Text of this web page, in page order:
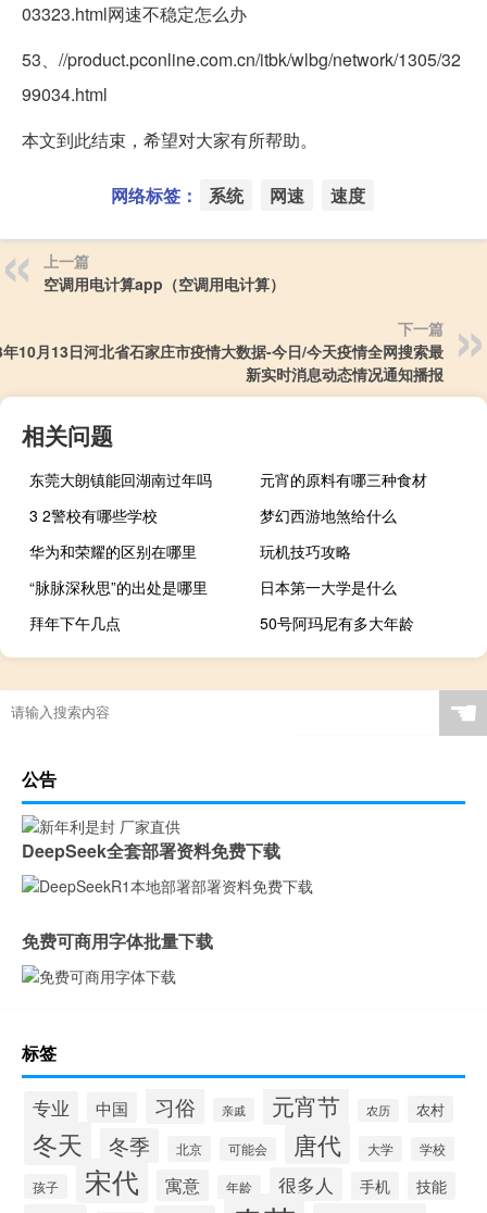
03323.html网速不稳定怎么办
53、//product.pconline.com.cn/itbk/wlbg/network/1305/32
99034.html
本文到此结束，希望对大家有所帮助。
网络标签： 系统 网速 速度
上一篇
空调用电计算app（空调用电计算）
下一篇
10月13日河北省石家庄市疫情大数据-今日/今天疫情全网搜索最
新实时消息动态情况通知播报
相关问题
东莞大朗镇能回湖南过年吗
元宵的原料有哪三种食材
3 2警校有哪些学校
梦幻西游地煞给什么
华为和荣耀的区别在哪里
玩机技巧攻略
“脉脉深秋思”的出处是哪里
日本第一大学是什么
拜年下午几点
50号阿玛尼有多大年龄
☚
公告
DeepSeek全套部署资料免费下载
免费可商用字体批量下载
标签
专业 中国 习俗 亲戚 元宵节 农历 农村
冬天 冬季 北京 可能会 唐代 大学 学校
孩子 宋代 寓意 年龄 很多人 手机 技能